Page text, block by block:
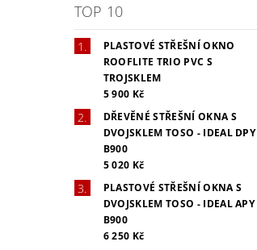
TOP 10
PLASTOVÉ STŘEŠNÍ OKNO
ROOFLITE TRIO PVC S
TROJSKLEM
5 900 Kč
DŘEVĚNÉ STŘEŠNÍ OKNA S
DVOJSKLEM TOSO - IDEAL DPY
B900
5 020 Kč
PLASTOVÉ STŘEŠNÍ OKNA S
DVOJSKLEM TOSO - IDEAL APY
B900
6 250 Kč